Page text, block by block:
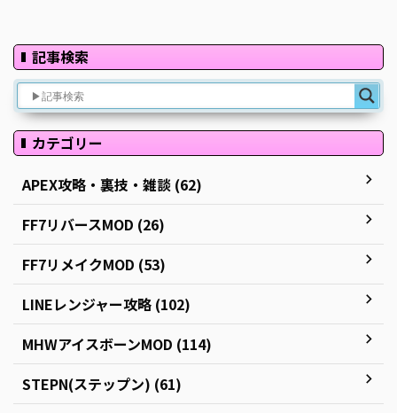
記事検索
カテゴリー
APEX攻略・裏技・雑談 (62)
FF7リバースMOD (26)
FF7リメイクMOD (53)
LINEレンジャー攻略 (102)
MHWアイスボーンMOD (114)
STEPN(ステップン) (61)